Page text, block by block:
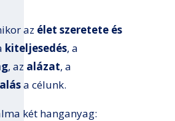
az élet szeretete és
kiteljesedés, a
, az alázat, a
a célunk.
két hanganyag: